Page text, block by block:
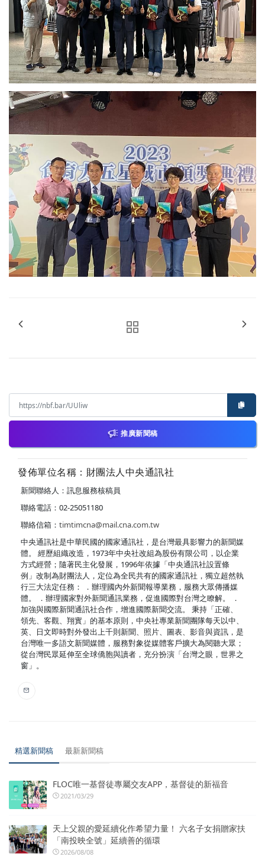
推廣新聞稿
發佈單位名稱：財團法人中央通訊社
新聞聯絡人：訊息服務核稿員
聯絡電話：02-25051180
聯絡信箱： timtimcna@mail.cna.com.tw
中央通訊社是中華民國的國家通訊社，是台灣最具影響力的新聞媒
體。 經歷組織改造，1973年中央社改組為股份有限公司，以企業
方式經營；隨著民主化發展，1996年依據「中央通訊社設置條
例」改制為財團法人，定位為全民共有的國家通訊社，獨立超然執
行三大法定任務： ．辦理國內外新聞報導業務，服務大眾傳播媒
體。 ．辦理國家對外新聞通訊業務，促進國際對台灣之瞭解。 ．
加強與國際新聞通訊社合作，增進國際新聞交流。 秉持「正確、
領先、客觀、翔實」的基本原則，中央社專業新聞團隊每天以中、
英、日文即時對外發出上千則新聞、照片、圖表、影音與資訊，是
台灣唯一多語文新聞媒體，服務對象從媒體客戶擴大為閱聽大眾；
從台灣民眾延伸至全球僑胞與讀者，充分扮演「台灣之眼，世界之
窗」。
精選新聞稿 最新新聞稿
FLOC唯一基督徒專屬交友APP，基督徒的新福音
2021/03/29
天上父親的愛延續化作希望力量！ 六名子女捐贈家扶
「南投映全號」延續善的循環
2026/08/08